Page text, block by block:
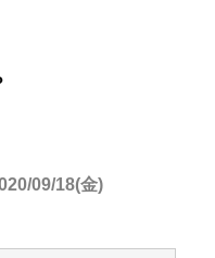
09/18(金)